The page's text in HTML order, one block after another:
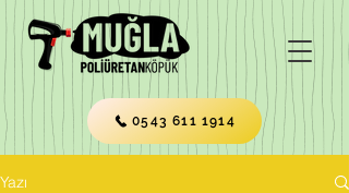
0543 611 1914
Yazı